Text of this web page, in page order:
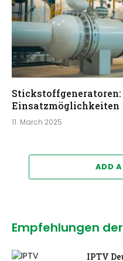
Einsatzmöglichkeiten
11. March 2025
ADD
Empfehlungen
IPTV